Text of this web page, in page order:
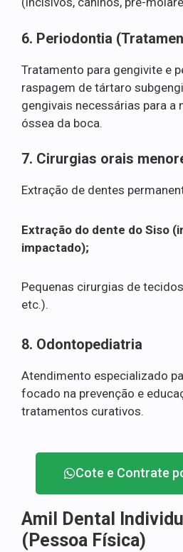
6. Periodontia
Tratamento para gengivite e
raspagem de tártaro
gengivais necessárias para a
óssea da boca.
7. Cirurgias orais
Extração de dentes
Extração do dente do Siso
impactado);
Pequenas cirurgias de
etc.).
8. Odontopediatria
Atendimento especializado
focado na prevenção e
tratamentos curativos.
Cote e Contrate
Amil Dental
(Pessoa Física)